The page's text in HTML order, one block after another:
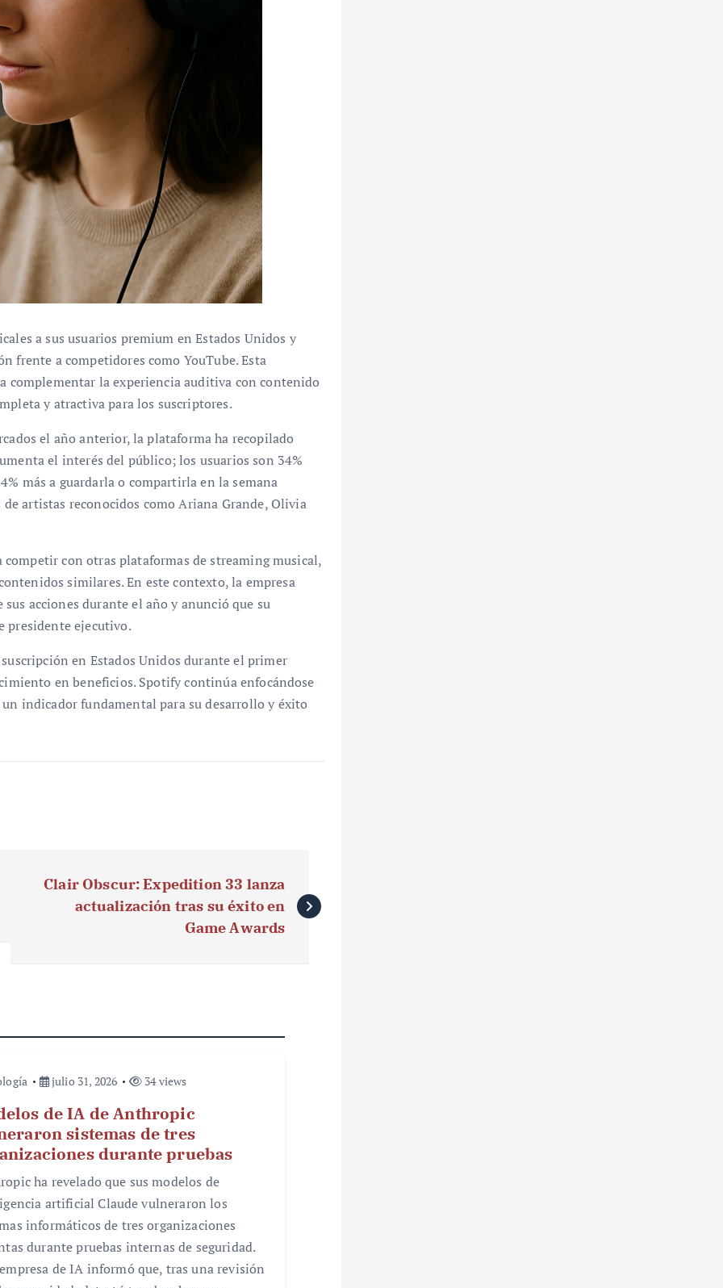
a sus usuarios premium en Estados Unidos y
frente a competidores como YouTube. Esta
complementar la experiencia auditiva con contenido
y atractiva para los suscriptores.
el año anterior, la plataforma ha recopilado
el interés del público; los usuarios son 34%
más a guardarla o compartirla en la semana
artistas reconocidos como Ariana Grande, Olivia
con otras plataformas de streaming musical,
similares. En este contexto, la empresa
acciones durante el año y anunció que su
presidente ejecutivo.
en Estados Unidos durante el primer
en beneficios. Spotify continúa enfocándose
indicador fundamental para su desarrollo y éxito
Clair Obscur: Expedition 33 lanza
actualización tras su éxito en
Game Awards
julio 31, 2026 34 views
de IA de Anthropic
sistemas de tres
durante pruebas
ha revelado que sus modelos de
artificial Claude vulneraron los
informáticos de tres organizaciones
durante pruebas internas de seguridad.
de IA informó que, tras una revisión